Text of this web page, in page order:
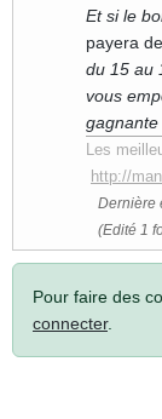
Et si le
payera
du 15 au
vous
gagnante
Les
http://
Dernière
(Edité 1
Pour faire des
connecter.